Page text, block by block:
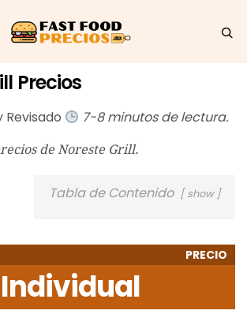
Precios
Revisado 7-8 minutos de lectura.
de Noreste Grill.
Tabla de Contenido show
PRECIO
Individual